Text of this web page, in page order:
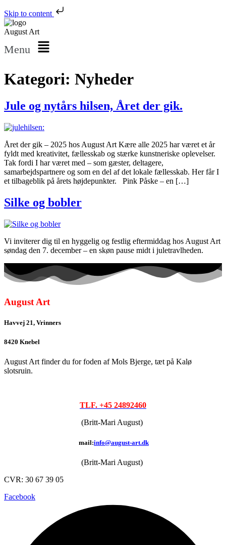
Skip to content
August Art
Menu
Kategori: Nyheder
Jule og nytårs hilsen, Året der gik.
Året der gik – 2025 hos August Art Kære alle 2025 har været et år
fyldt med kreativitet, fællesskab og stærke kunstneriske oplevelser.
Tak fordi I har været med – som gæster, deltagere,
samarbejdspartnere og som en del af det lokale fællesskab. Her får I
et tilbageblik på årets højdepunkter. Pink Påske – en […]
Silke og bobler
Vi inviterer dig til en hyggelig og festlig eftermiddag hos August Art
søndag den 7. december – en skøn pause midt i juletravlheden.
August Art
Havvej 21, Vrinners
8420 Knebel
August Art finder du for foden af Mols Bjerge, tæt på Kalø
slotsruin.
TLF. +45 24892460
(Britt-Mari August)
mail:info@august-art.dk
(Britt-Mari August)
CVR: 30 67 39 05
Facebook